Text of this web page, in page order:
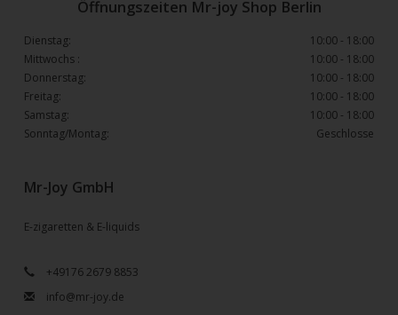
Mr-Joy GmbH
E-zigaretten & E-liquids
+49176 2679 8853
info@mr-joy.de
Öffnungszeiten Mr-joy Shop Berlin
Dienstag:
10:00 - 18:00
Mittwochs :
10:00 - 18:00
Donnerstag:
10:00 - 18:00
Freitag:
10:00 - 18:00
Samstag:
10:00 - 18:00
Sonntag/Montag:
Geschlosse